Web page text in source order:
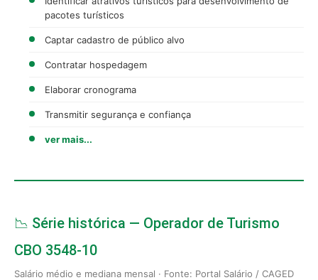
pacotes turísticos
Captar cadastro de público alvo
Contratar hospedagem
Elaborar cronograma
Transmitir segurança e confiança
ver mais...
📉 Série histórica — Operador de Turismo
CBO 3548-10
Salário médio e mediana mensal · Fonte: Portal Salário / CAGED